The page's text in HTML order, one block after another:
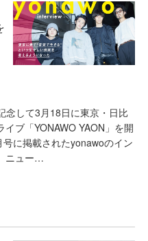
念して3月18日に東京・日比
ブ「YONAWO YAON」を開
に掲載されたyonawoのイン
ニュー…